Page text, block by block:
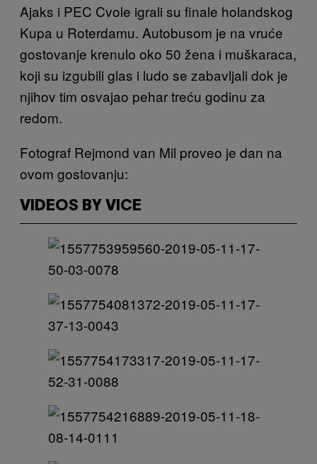
Ajaks i PEC Cvole igrali su finale holandskog
Kupa u Roterdamu. Autobusom je na vruće
gostovanje krenulo oko 50 žena i muškaraca,
koji su izgubili glas i ludo se zabavljali dok je
njihov tim osvajao pehar treću godinu za
redom.
Fotograf Rejmond van Mil proveo je dan na
ovom gostovanju:
VIDEOS BY VICE